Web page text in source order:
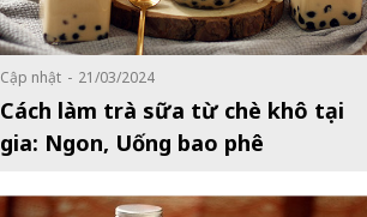
Cập nhật - 21/03/2024
Cách làm trà sữa từ chè khô tại
gia: Ngon, Uống bao phê